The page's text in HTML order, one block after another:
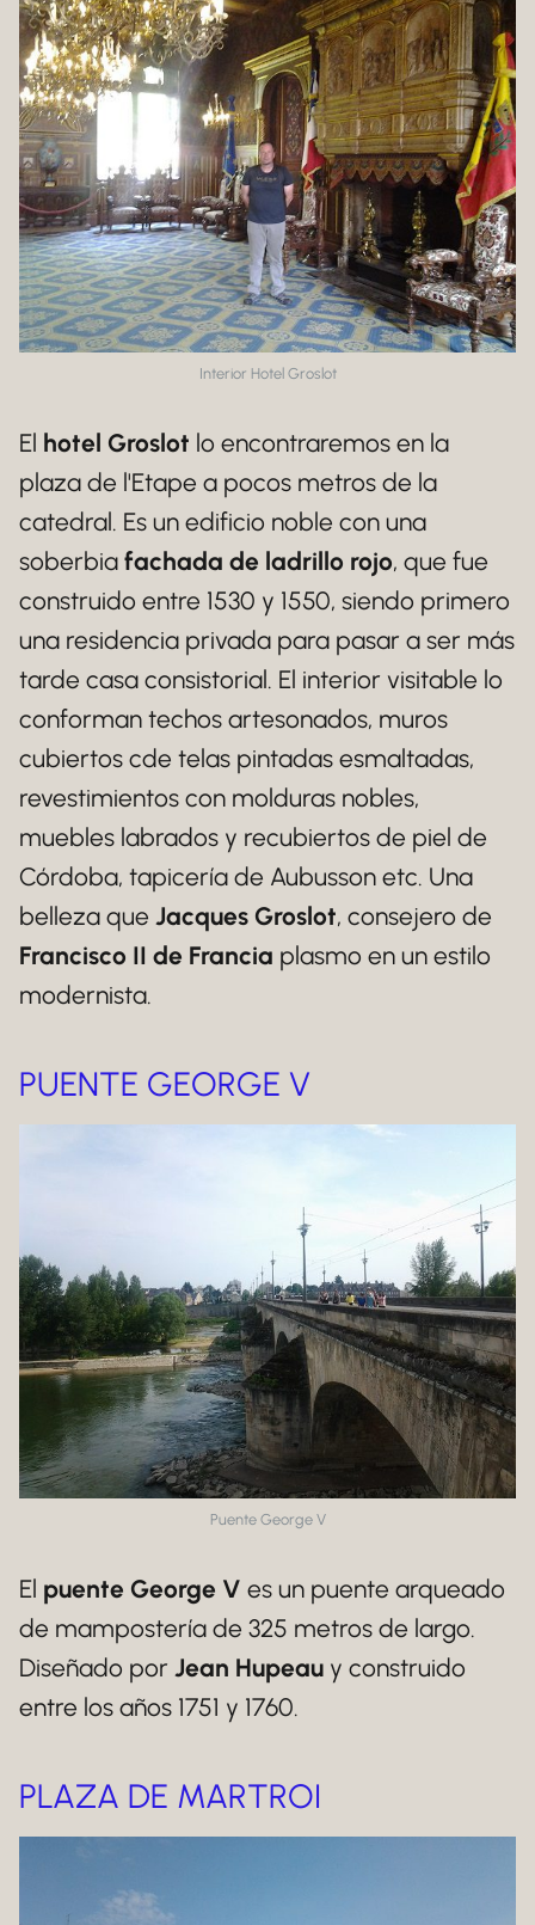
Interior Hotel Groslot
El hotel Groslot lo encontraremos en la
plaza de l'Etape a pocos metros de la
catedral. Es un edificio noble con una
soberbia fachada de ladrillo rojo, que fue
construido entre 1530 y 1550, siendo primero
una residencia privada para pasar a ser más
tarde casa consistorial. El interior visitable lo
conforman techos artesonados, muros
cubiertos cde telas pintadas esmaltadas,
revestimientos con molduras nobles,
muebles labrados y recubiertos de piel de
Córdoba, tapicería de Aubusson etc. Una
belleza que Jacques Groslot, consejero de
Francisco II de Francia plasmo en un estilo
modernista.
PUENTE GEORGE V
Puente George V
El puente George V es un puente arqueado
de mampostería de 325 metros de largo.
Diseñado por Jean Hupeau y construido
entre los años 1751 y 1760.
PLAZA DE MARTROI